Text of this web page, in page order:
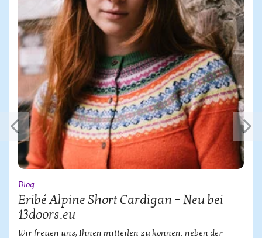
Blog
Eribé Alpine Short Cardigan – Neu bei
13doors.eu
Wir freuen uns, Ihnen mitteilen zu können: neben der